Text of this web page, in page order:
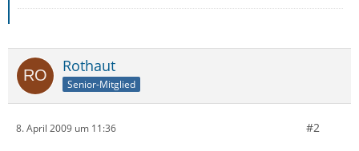
Rothaut
Senior-Mitglied
8. April 2009 um 11:36 #2